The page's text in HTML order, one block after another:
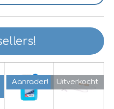
Aanrader! Uitverkocht